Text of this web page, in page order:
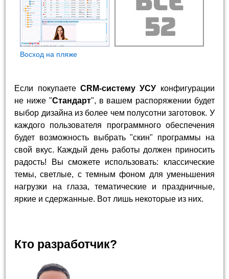
Восход на пляже
Если покупаете CRM-систему УСУ конфигурации
не ниже "Стандарт", в вашем распоряжении будет
выбор дизайна из более чем полусотни заготовок. У
каждого пользователя программного обеспечения
будет возможность выбрать "скин" программы на
свой вкус. Каждый день работы должен приносить
радость! Вы сможете использовать: классические
темы, светлые, с темным фоном для уменьшения
нагрузки на глаза, тематические и праздничные,
яркие и сдержанные. Вот лишь некоторые из них.
Кто разработчик?